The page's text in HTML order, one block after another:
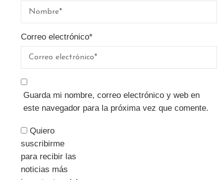
Correo electrónico*
Guarda mi nombre, correo electrónico y web en
este navegador para la próxima vez que comente.
Quiero
suscribirme
para recibir las
noticias más